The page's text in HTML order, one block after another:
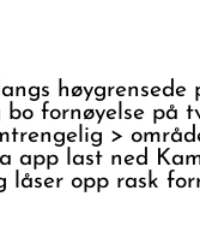
høygrensede
fornøyelse på
>
app last ned
låser opp rask